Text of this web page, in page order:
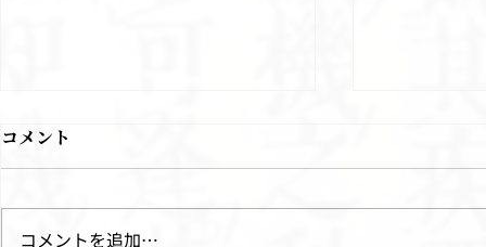
コメント
コメントを追加…